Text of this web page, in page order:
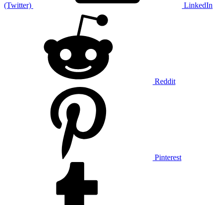
(Twitter) LinkedIn
Reddit
Pinterest